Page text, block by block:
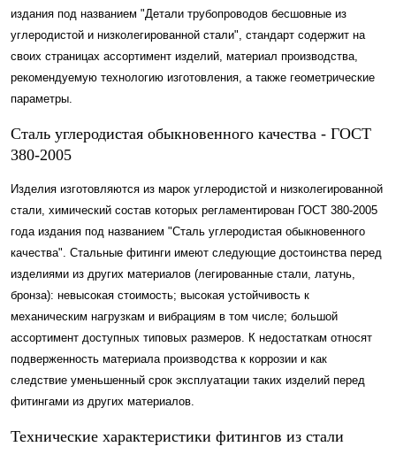
издания под названием "Детали трубопроводов бесшовные из
углеродистой и низколегированной стали", стандарт содержит на
своих страницах ассортимент изделий, материал производства,
рекомендуемую технологию изготовления, а также геометрические
параметры.
Сталь углеродистая обыкновенного качества - ГОСТ
380-2005
Изделия изготовляются из марок углеродистой и низколегированной
стали, химический состав которых регламентирован ГОСТ 380-2005
года издания под названием "Сталь углеродистая обыкновенного
качества". Стальные фитинги имеют следующие достоинства перед
изделиями из других материалов (легированные стали, латунь,
бронза): невысокая стоимость; высокая устойчивость к
механическим нагрузкам и вибрациям в том числе; большой
ассортимент доступных типовых размеров. К недостаткам относят
подверженность материала производства к коррозии и как
следствие уменьшенный срок эксплуатации таких изделий перед
фитингами из других материалов.
Технические характеристики фитингов из стали